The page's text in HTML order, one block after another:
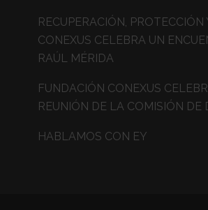
RECUPERACIÓN, PROTECCIÓN
CONEXUS CELEBRA UN
RAÚL MÉRIDA
FUNDACIÓN CONEXUS
REUNIÓN DE LA COMISIÓN DE
HABLAMOS CON EY